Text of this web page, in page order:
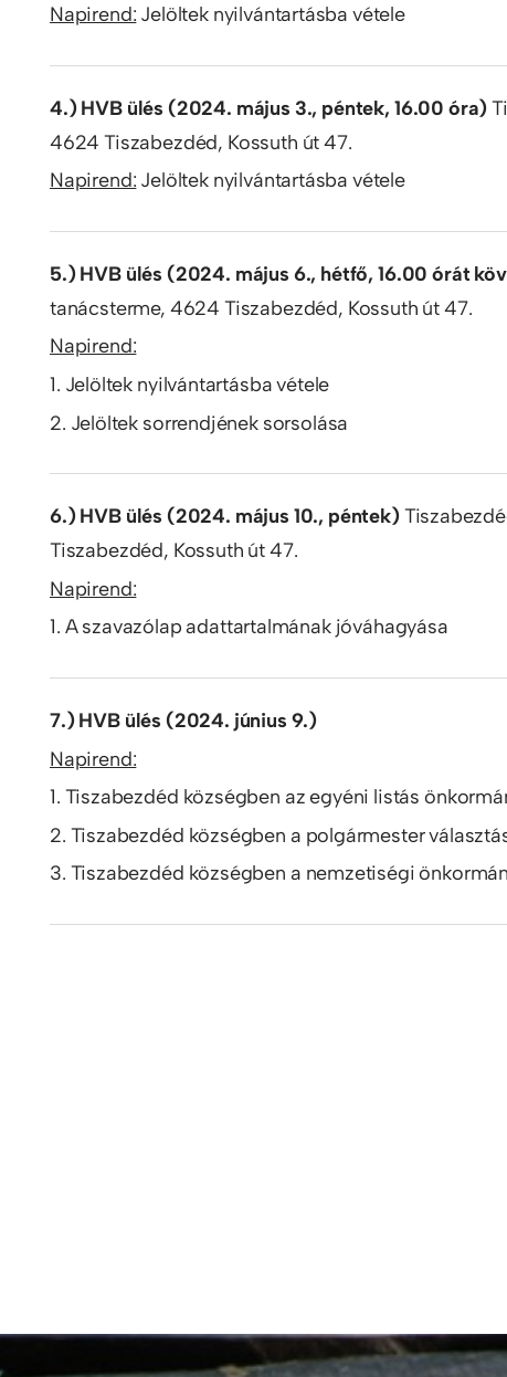
Napirend: Jelöltek nyilvántartásba vétele
4.) HVB ülés (2024. május 3., péntek, 16.00 óra)
4624 Tiszabezdéd, Kossuth út 47.
Napirend: Jelöltek nyilvántartásba vétele
5.) HVB ülés (2024. május 6., hétfő, 16.00 órát
tanácsterme, 4624 Tiszabezdéd, Kossuth út 47.
Napirend:
1. Jelöltek nyilvántartásba vétele
2. Jelöltek sorrendjének sorsolása
6.) HVB ülés (2024. május 10., péntek)
Tiszabezdéd, Kossuth út 47.
Napirend:
1. A szavazólap adattartalmának jóváhagyása
7.) HVB ülés (2024. június 9.)
Napirend:
1. Tiszabezdéd községben az egyéni listás
2. Tiszabezdéd községben a polgármester
3. Tiszabezdéd községben a nemzetiségi